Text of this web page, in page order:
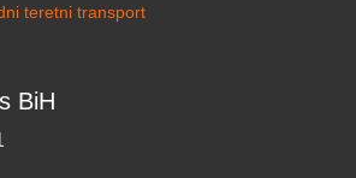
teretni transport
BiH